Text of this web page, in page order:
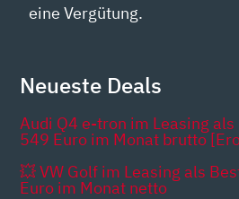
eine Vergütung.
Neueste Deals
Audi Q4 e-tron im Leasing
549 Euro im Monat brutto
💥 VW Golf im Leasing als
Euro im Monat netto